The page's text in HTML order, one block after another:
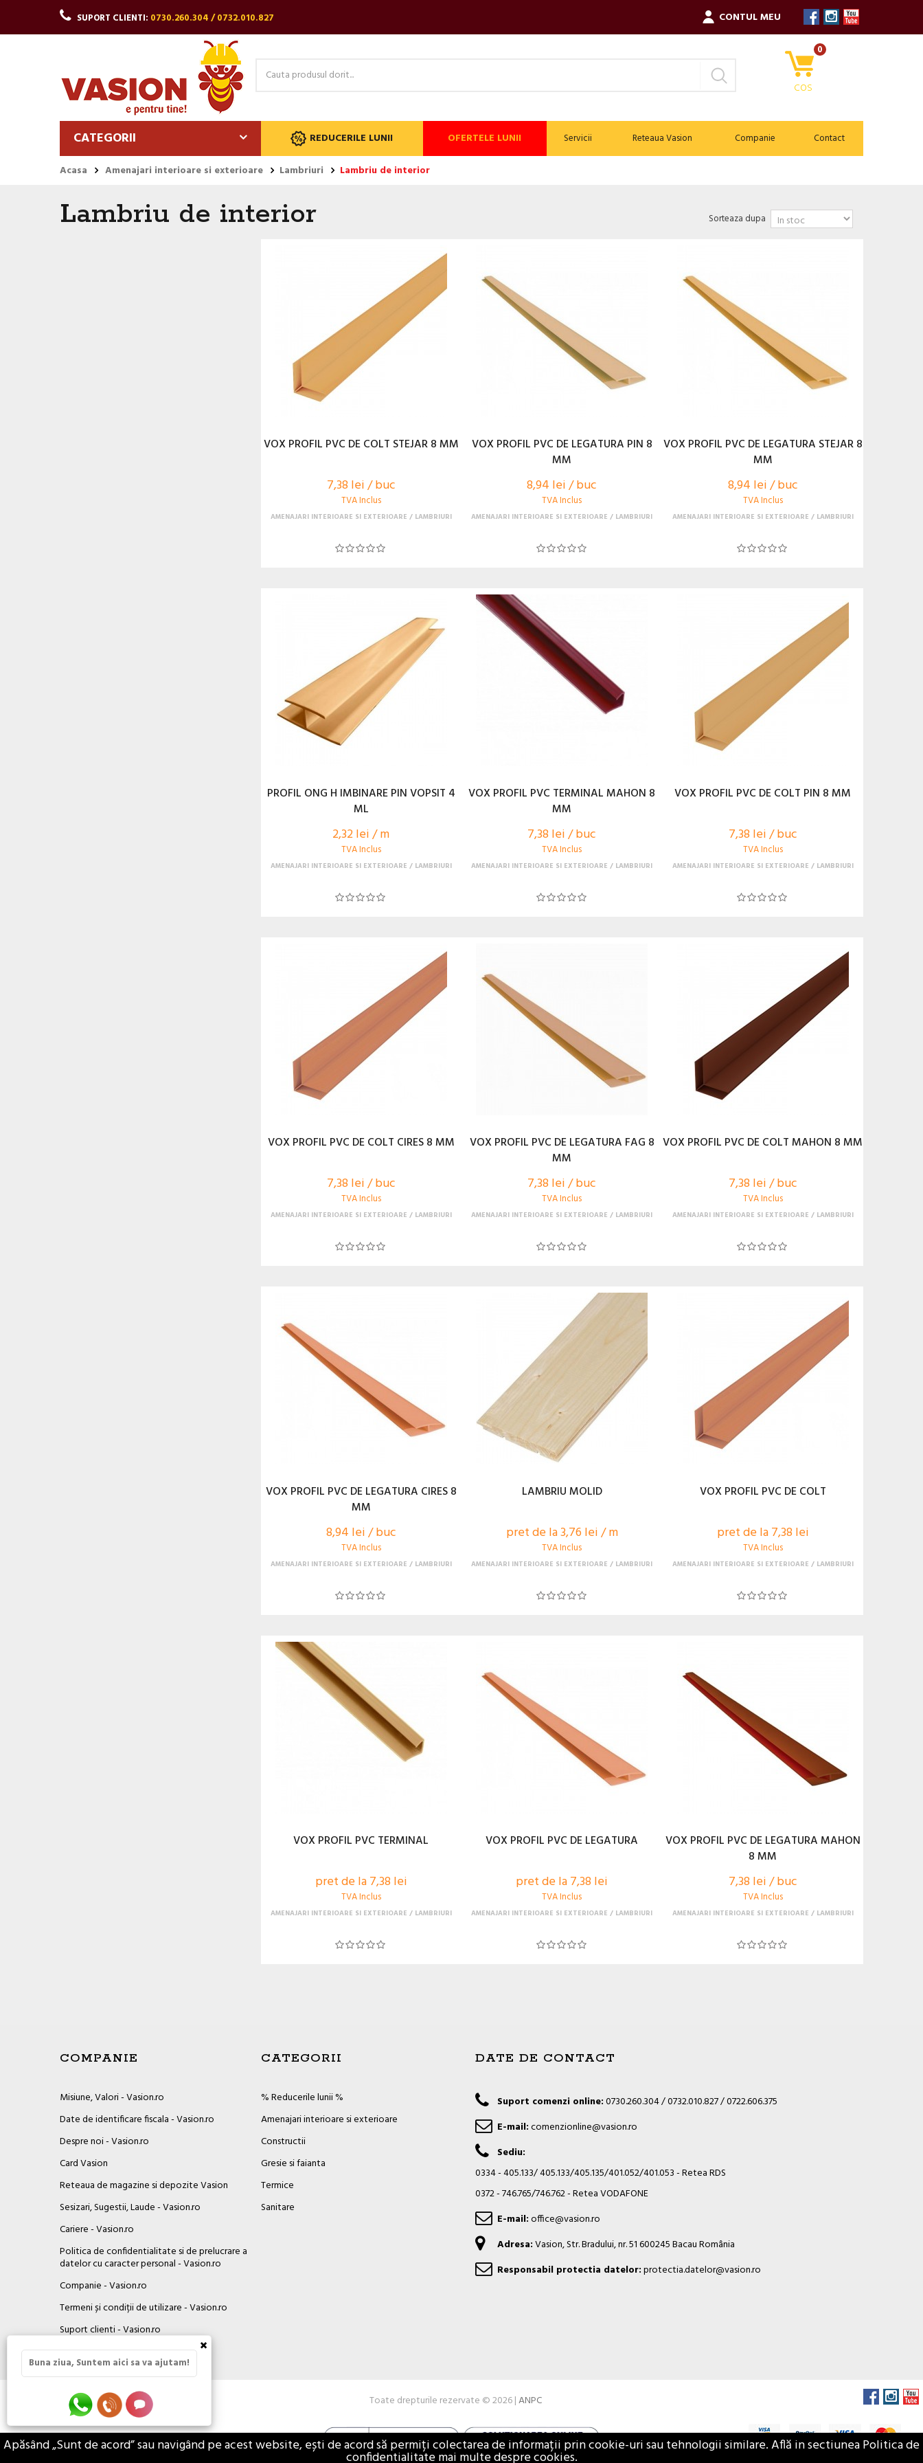
SUPORT CLIENTI: 0730.260.304 / 0732.010.827 CONTUL MEU
0
COS
CATEGORII REDUCERILE LUNII OFERTELE LUNII Servicii Reteaua Vasion Companie Contact
Acasa Amenajari interioare si exterioare Lambriuri Lambriu de interior
Lambriu de interior Sorteaza dupa
VOX PROFIL PVC DE COLT STEJAR 8 MM
7,38 lei / buc
TVA Inclus
AMENAJARI INTERIOARE SI EXTERIOARE LAMBRIURI
VOX PROFIL PVC DE LEGATURA PIN 8
MM
8,94 lei / buc
TVA Inclus
AMENAJARI INTERIOARE SI EXTERIOARE LAMBRIURI
VOX PROFIL PVC DE LEGATURA STEJAR 8
MM
8,94 lei / buc
TVA Inclus
AMENAJARI INTERIOARE SI EXTERIOARE LAMBRIURI
PROFIL ONG H IMBINARE PIN VOPSIT 4
ML
2,32 lei / m
TVA Inclus
AMENAJARI INTERIOARE SI EXTERIOARE LAMBRIURI
VOX PROFIL PVC TERMINAL MAHON 8
MM
7,38 lei / buc
TVA Inclus
AMENAJARI INTERIOARE SI EXTERIOARE LAMBRIURI
VOX PROFIL PVC DE COLT PIN 8 MM
7,38 lei / buc
TVA Inclus
AMENAJARI INTERIOARE SI EXTERIOARE LAMBRIURI
VOX PROFIL PVC DE COLT CIRES 8 MM
7,38 lei / buc
TVA Inclus
AMENAJARI INTERIOARE SI EXTERIOARE LAMBRIURI
VOX PROFIL PVC DE LEGATURA FAG 8
MM
7,38 lei / buc
TVA Inclus
AMENAJARI INTERIOARE SI EXTERIOARE LAMBRIURI
VOX PROFIL PVC DE COLT MAHON 8 MM
7,38 lei / buc
TVA Inclus
AMENAJARI INTERIOARE SI EXTERIOARE LAMBRIURI
VOX PROFIL PVC DE LEGATURA CIRES 8
MM
8,94 lei / buc
TVA Inclus
AMENAJARI INTERIOARE SI EXTERIOARE LAMBRIURI
LAMBRIU MOLID
pret de la 3,76 lei / m
TVA Inclus
AMENAJARI INTERIOARE SI EXTERIOARE LAMBRIURI
VOX PROFIL PVC DE COLT
pret de la 7,38 lei
TVA Inclus
AMENAJARI INTERIOARE SI EXTERIOARE LAMBRIURI
VOX PROFIL PVC TERMINAL
pret de la 7,38 lei
TVA Inclus
AMENAJARI INTERIOARE SI EXTERIOARE LAMBRIURI
VOX PROFIL PVC DE LEGATURA
pret de la 7,38 lei
TVA Inclus
AMENAJARI INTERIOARE SI EXTERIOARE LAMBRIURI
VOX PROFIL PVC DE LEGATURA MAHON
8 MM
7,38 lei / buc
TVA Inclus
AMENAJARI INTERIOARE SI EXTERIOARE LAMBRIURI
COMPANIE
Misiune, Valori - Vasion.ro
Date de identificare fiscala - Vasion.ro
Despre noi - Vasion.ro
Card Vasion
Reteaua de magazine si depozite Vasion
Sesizari, Sugestii, Laude - Vasion.ro
Cariere - Vasion.ro
Politica de confidentialitate si de prelucrare a
datelor cu caracter personal - Vasion.ro
Companie - Vasion.ro
Termeni și condiții de utilizare - Vasion.ro
Suport clienti - Vasion.ro
Contact
CATEGORII
% Reducerile lunii %
Amenajari interioare si exterioare
Constructii
Gresie si faianta
Termice
Sanitare
DATE DE CONTACT
Suport comenzi online:0730.260.304 / 0732.010.827 / 0722.606.375
E-mail:comenzionline@vasion.ro
Sediu:
0334 - 405.133/ 405.133/405.135/401.052/401.053 - Retea RDS
0372 - 746.765/746.762 - Retea VODAFONE
E-mail:office@vasion.ro
Adresa:Vasion, Str. Bradului, nr. 51 600245 Bacau România
Responsabil protectia datelor:protectia.datelor@vasion.ro
Toate drepturile rezervate © 2026 |ANPC
Apăsând „Sunt de acord” sau navigând pe acest website, ești de acord să permiți colectarea de informații prin cookie-uri sau tehnologii similare. Află in sectiunea Politica de
confidentialitate mai multe despre cookies.
×
Buna ziua, Suntem aici sa va ajutam!